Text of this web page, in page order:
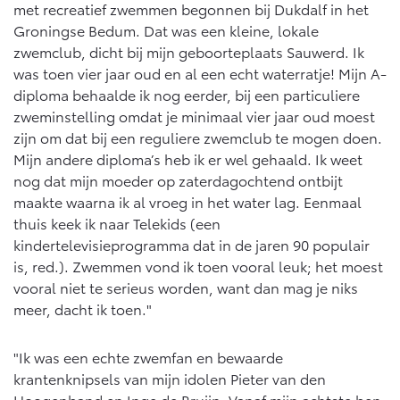
met recreatief zwemmen begonnen bij Dukdalf in het
Groningse Bedum. Dat was een kleine, lokale
zwemclub, dicht bij mijn geboorteplaats Sauwerd. Ik
was toen vier jaar oud en al een echt waterratje! Mijn A-
diploma behaalde ik nog eerder, bij een particuliere
zweminstelling omdat je minimaal vier jaar oud moest
zijn om dat bij een reguliere zwemclub te mogen doen.
Mijn andere diploma’s heb ik er wel gehaald. Ik weet
nog dat mijn moeder op zaterdagochtend ontbijt
maakte waarna ik al vroeg in het water lag. Eenmaal
thuis keek ik naar Telekids (een
kindertelevisieprogramma dat in de jaren 90 populair
is, red.). Zwemmen vond ik toen vooral leuk; het moest
vooral niet te serieus worden, want dan mag je niks
meer, dacht ik toen."
"Ik was een echte zwemfan en bewaarde
krantenknipsels van mijn idolen Pieter van den